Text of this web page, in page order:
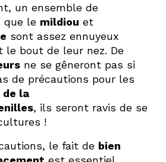
un ensemble de
que le mildiou et
sont assez ennuyeux
le bout de leur nez. De
ne se gêneront pas si
de précautions pour les
de la
, ils seront ravis de se
!
le fait de bien